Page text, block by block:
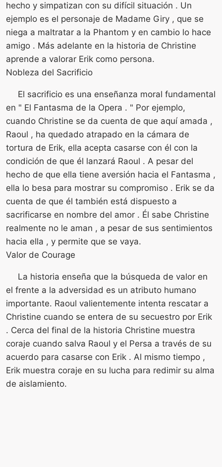
hecho y simpatizan con su difícil situación . Un
ejemplo es el personaje de Madame Giry , que se
niega a maltratar a la Phantom y en cambio lo hace
amigo . Más adelante en la historia de Christine
aprende a valorar Erik como persona.
Nobleza del Sacrificio
El sacrificio es una enseñanza moral fundamental
en " El Fantasma de la Opera . " Por ejemplo,
cuando Christine se da cuenta de que aquí amada ,
Raoul , ha quedado atrapado en la cámara de
tortura de Erik, ella acepta casarse con él con la
condición de que él lanzará Raoul . A pesar del
hecho de que ella tiene aversión hacia el Fantasma ,
ella lo besa para mostrar su compromiso . Erik se da
cuenta de que él también está dispuesto a
sacrificarse en nombre del amor . Él sabe Christine
realmente no le aman , a pesar de sus sentimientos
hacia ella , y permite que se vaya.
Valor de Courage
La historia enseña que la búsqueda de valor en
el frente a la adversidad es un atributo humano
importante. Raoul valientemente intenta rescatar a
Christine cuando se entera de su secuestro por Erik
. Cerca del final de la historia Christine muestra
coraje cuando salva Raoul y el Persa a través de su
acuerdo para casarse con Erik . Al mismo tiempo ,
Erik muestra coraje en su lucha para redimir su alma
de aislamiento.